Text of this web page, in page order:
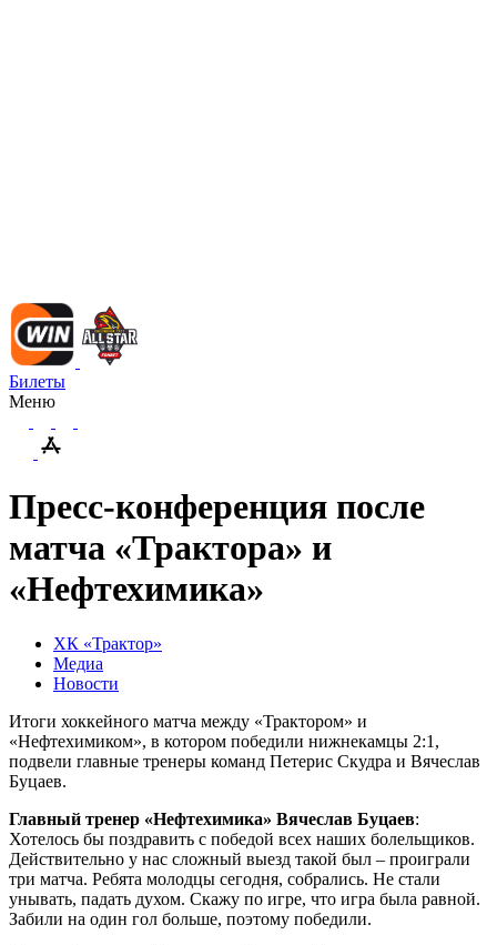
Билеты
Меню
Пресс-конференция после
матча «Трактора» и
«Нефтехимика»
ХК «Трактор»
Медиа
Новости
Итоги хоккейного матча между «Трактором» и
«Нефтехимиком», в котором победили нижнекамцы 2:1,
подвели главные тренеры команд Петерис Скудра и Вячеслав
Буцаев.
Главный тренер «Нефтехимика» Вячеслав Буцаев:
Хотелось бы поздравить с победой всех наших болельщиков.
Действительно у нас сложный выезд такой был – проиграли
три матча. Ребята молодцы сегодня, собрались. Не стали
унывать, падать духом. Скажу по игре, что игра была равной.
Забили на один гол больше, поэтому победили.